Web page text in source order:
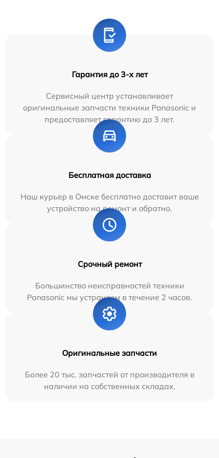
Гарантия до 3-х лет
Сервисный центр устанавливает
оригинальные запчасти техники Panasonic и
предоставляет гарантию до 3 лет.
Бесплатная доставка
Наш курьер в Омске бесплатно доставит ваше
устройство на ремонт и обратно.
Срочный ремонт
Большинство неисправностей техники
Panasonic мы устраняем в течение 2 часов.
Оригинальные запчасти
Более 20 тыс. запчастей от производителя в
наличии на собственных складах.